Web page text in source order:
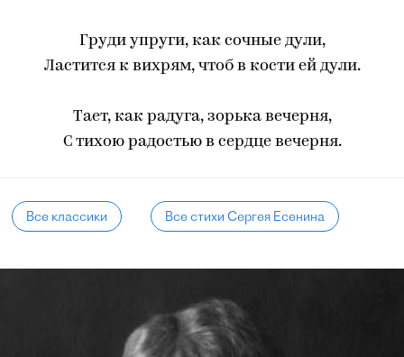
Груди упруги, как сочные дули,
Ластится к вихрям, чтоб в кости ей дули.
Тает, как радуга, зорька вечерня,
С тихою радостью в сердце вечерня.
Все классики Все стихи Сергея Есенина